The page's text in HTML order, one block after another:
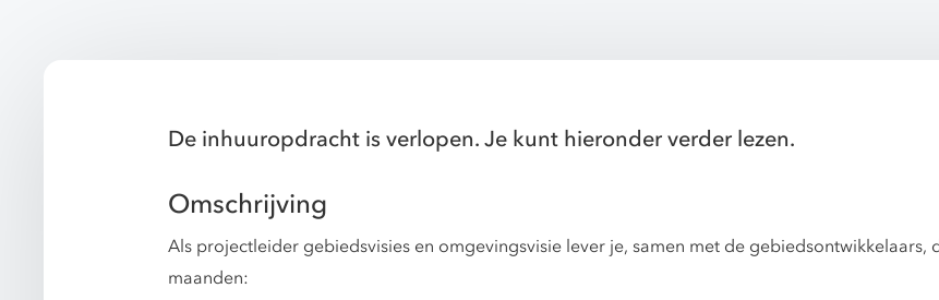
De inhuuropdracht is verlopen. Je kunt hieronder verder lezen.
Omschrijving
Als projectleider gebiedsvisies en omgevingsvisie lever je, samen met de
maanden: